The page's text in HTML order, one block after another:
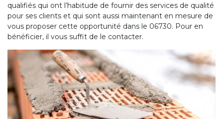
qualifiés qui ont l’habitude de fournir des services de qualité
pour ses clients et qui sont aussi maintenant en mesure de
vous proposer cette opportunité dans le 06730. Pour en
bénéficier, il vous suffit de le contacter.